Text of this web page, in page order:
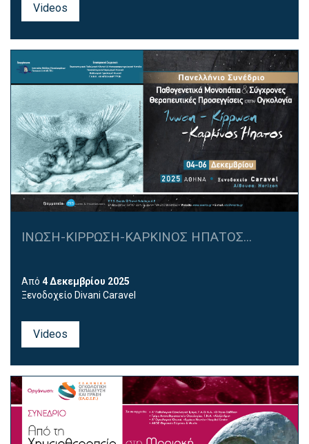
Videos
ΙΝΩΣΗ-ΚΙΡΡΩΣΗ-ΚΑΡΚΙΝΟΣ ΗΠΑΤΟΣ...
Από 4 Δεκεμβρίου 2025
Ξενοδοχείο Divani Caravel
Videos